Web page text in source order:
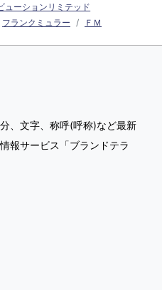
ューションリミテッド
フランクミュラー ＦＭ
、文字、称呼(呼称)など最新
報サービス「ブランドテラ